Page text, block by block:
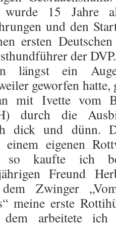
wurde 15 Jahre
und den
ersten
der
längst ein
geworfen
mit Ivette vom
durch die
dick und dünn.
einem eigenen
so kaufte ich
Freund
Zwinger
meine erste
dem arbeitete